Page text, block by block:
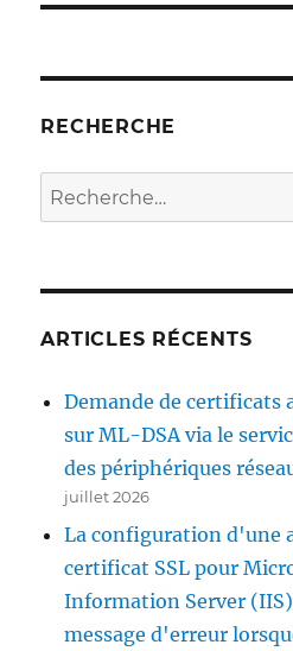
RECHERCHE
Recherche
pour :
ARTICLES RÉCENTS
Demande de certificats
sur ML-DSA via le
des périphériques
juillet 2026
La configuration d'une
certificat SSL pour
Information Server
message d'erreur